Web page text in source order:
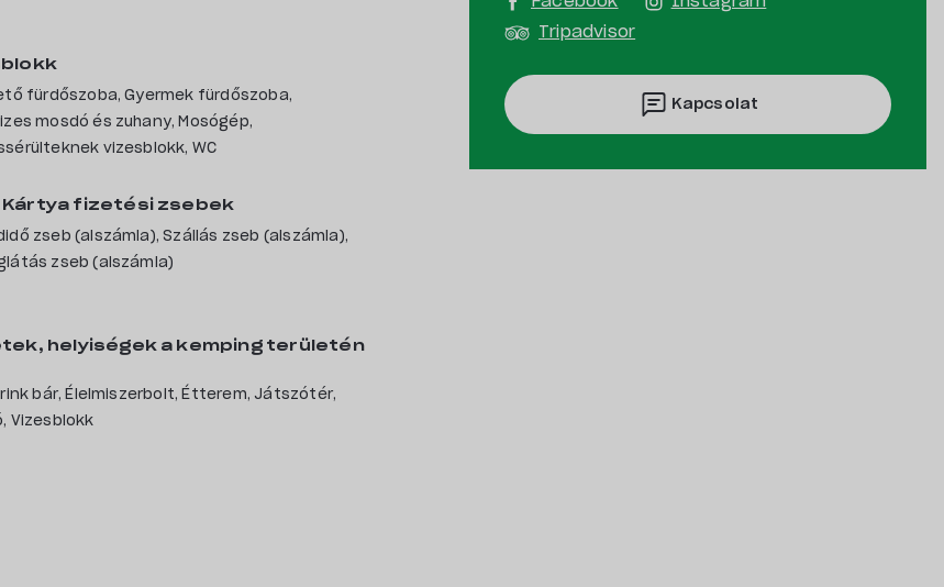
Kempingek
Rólunk
Kapcsolat
Tripadvisor
Kapcsolat
fürdőszoba, Gyermek fürdőszoba,
mosdó és zuhany, Mosógép,
vizesblokk, WC
Kártya fizetési zsebek
zseb (alszámla), Szállás zseb (alszámla),
zseb (alszámla)
helyiségek a kemping területén
bár, Élelmiszerbolt, Étterem, Játszótér,
Vizesblokk